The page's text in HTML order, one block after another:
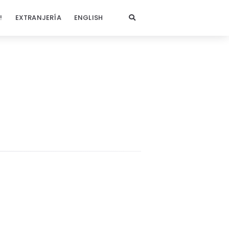
EXTRANJERÍA ENGLISH